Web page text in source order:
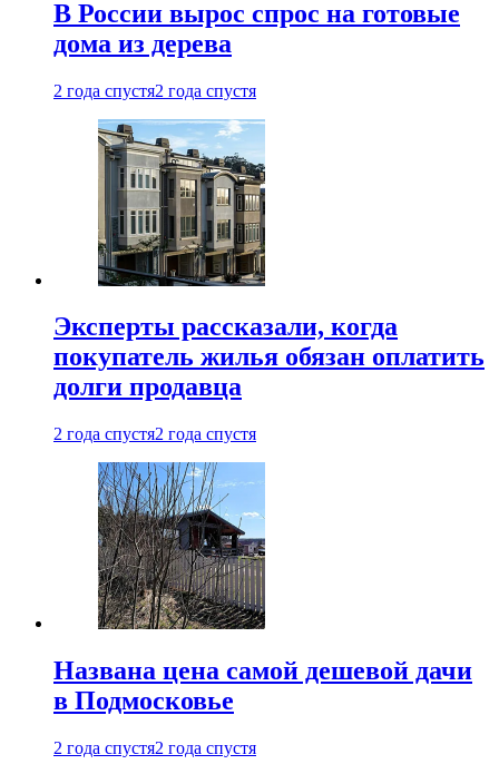
В России вырос спрос на готовые
дома из дерева
2 года спустя2 года спустя
Эксперты рассказали, когда
покупатель жилья обязан оплатить
долги продавца
2 года спустя2 года спустя
Названа цена самой дешевой дачи
в Подмосковье
2 года спустя2 года спустя